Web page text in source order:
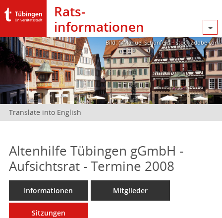
Rats­
informationen
Bild: @Manuel Schönfeld – stock.adobe.com
Translate into English
Altenhilfe Tübingen gGmbH -
Aufsichtsrat - Termine 2008
Informationen Mitglieder
Sitzungen